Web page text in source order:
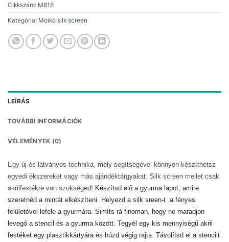
Cikkszám: M816
Kategória: Moiko silk screen
LEÍRÁS
TOVÁBBI INFORMÁCIÓK
VÉLEMÉNYEK (0)
Egy új és látványos technika, mely segítségével könnyen készíthetsz
egyedi ékszereket vagy más ajándéktárgyakat. Silk screen mellet csak
akrilfestékre van szükséged! Készítsd elő a gyurma lapot, amire
szeretnéd a mintát elkészíteni. Helyezd a silk sreen-t a fényes
felületével lefele a gyurmára. Simíts rá finoman, hogy ne maradjon
levegő a stencil és a gyurma között. Tegyél egy kis mennyiségű akril
festéket egy plasztikkártyára és húzd végig rajta. Távolítsd el a stencilt